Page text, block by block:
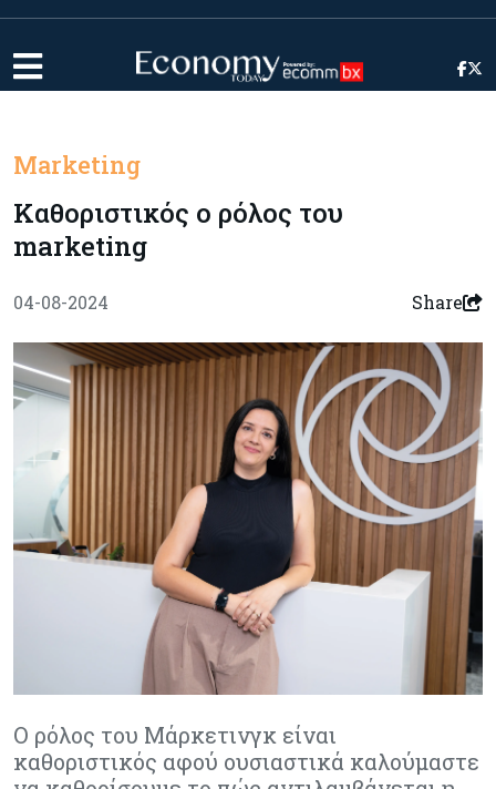
Marketing
Καθοριστικός ο ρόλος του
marketing
04-08-2024 Share
Ο ρόλος του Μάρκετινγκ είναι
καθοριστικός αφού ουσιαστικά καλούμαστε